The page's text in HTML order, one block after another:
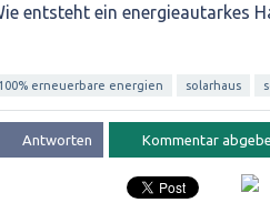
entsteht ein energieautarkes
100% erneuerbare energien solarhaus